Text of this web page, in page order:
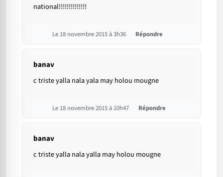
national!!!!!!!!!!!!!!
Le 18 novembre 2015 à 3h36 Répondre
banav
c triste yalla nala yala may holou mougne
Le 18 novembre 2015 à 10h47 Répondre
banav
c triste yalla nala yalla may holou mougne